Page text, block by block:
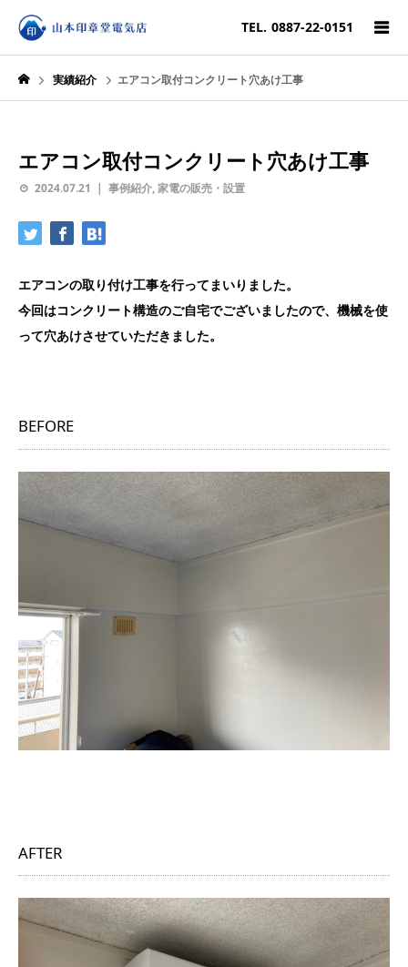
TEL. 0887-22-0151
実績紹介 エアコン取付コンクリート穴あけ工事
エアコン取付コンクリート穴あけ工事
2024.07.21 事例紹介,家電の販売・設置
エアコンの取り付け工事を行ってまいりました。
今回はコンクリート構造のご自宅でございましたので、機械を使
って穴あけさせていただきました。
BEFORE
AFTER